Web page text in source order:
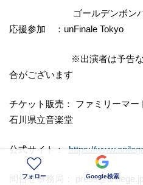
ゴールデンボンバー、
応援参加 ：unFinale Tokyo
※出演者は予告なく変
合がございます
チケット販売： ファミリーマー
石川県立音楽堂
公式サイト： https://
問合せ事務局： press@anilege.jp
フォロー Google検索